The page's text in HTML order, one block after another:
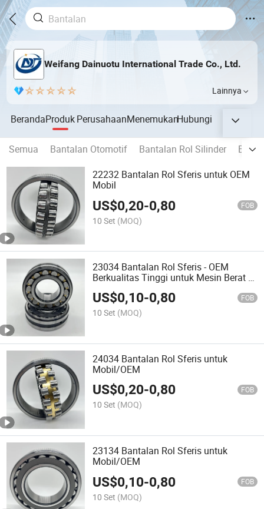
Weifang Dainuotu International Trade Co., Ltd.
Lainnya
BerandaProdukPerusahaanMenemukanHubungi
Semua Bantalan Otomotif Bantalan Rol Silinder
22232 Bantalan Rol Sferis untuk OEM
Mobil
US$0,20-0,80 FOB
10 Set (MOQ)
23034 Bantalan Rol Sferis - OEM
Berkualitas Tinggi untuk Mesin Berat &
Suku Cadang Truk
US$0,10-0,80 FOB
10 Set (MOQ)
24034 Bantalan Rol Sferis untuk
Mobil/OEM
US$0,20-0,80 FOB
10 Set (MOQ)
23134 Bantalan Rol Sferis untuk
Mobil/OEM
US$0,10-0,80 FOB
10 Set (MOQ)